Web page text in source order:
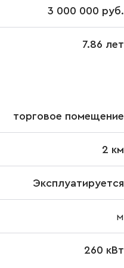
3 000 000 руб.
7.86 лет
торговое помещение
2 км
Эксплуатируется
м
260 кВт